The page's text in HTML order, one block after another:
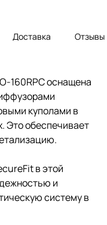
Доставка Отзывы
160RPC оснащена
куполами в
Это обеспечивает
в этой
и
систему в